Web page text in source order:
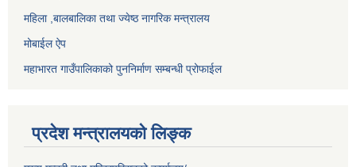
महिला ,बालबालिका तथा ज्येष्ठ नागरिक मन्त्रालय
मोबाईल ऐप
महाभारत गाउँपालिकाको पुननिर्माण सम्बन्धी प्रोफाईल
प्रदेश मन्त्रालयको लिङ्क